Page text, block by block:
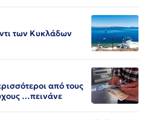
των Κυκλάδων
από τους
…πεινάνε